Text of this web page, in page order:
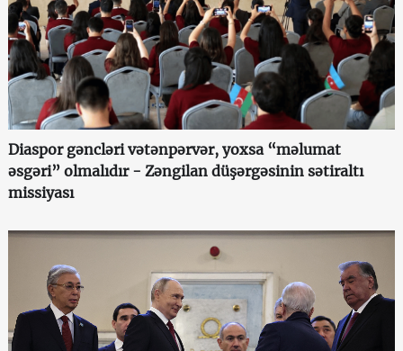
Diaspor gəncləri vətənpərvər, yoxsa “məlumat
əsgəri” olmalıdır - Zəngilan düşərgəsinin sətiraltı
missiyası